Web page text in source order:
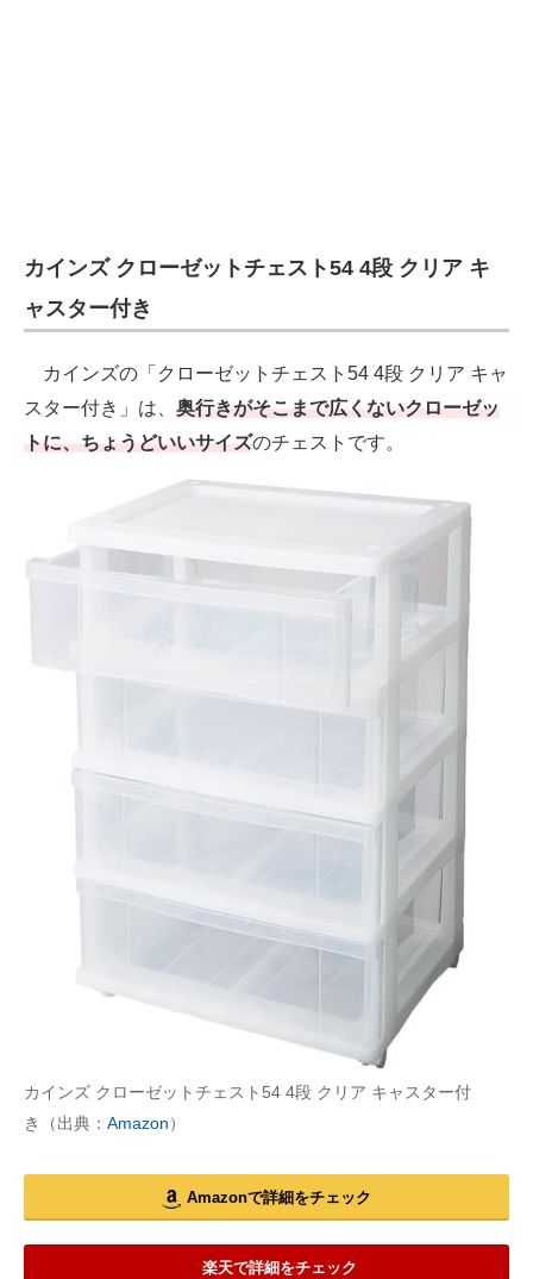
カインズ クローゼットチェスト54 4段 クリア キ
ャスター付き
カインズの「クローゼットチェスト54 4段 クリア キャ
スター付き」は、 奥行きがそこまで広くないクローゼッ
トに、ちょうどいいサイズのチェストです。
カインズ クローゼットチェスト54 4段 クリア キャスター付
き（出典： Amazon）
Amazonで詳細をチェック
楽天で詳細をチェック